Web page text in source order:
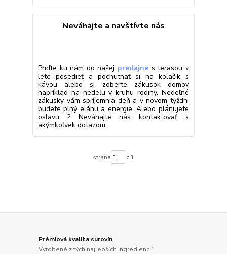
Neváhajte a navštívte nás
Príďte ku nám do našej predajne s terasou v
lete posedieť a pochutnať si na kolačik s
kávou alebo si zoberte zákusok domov
napríklad na nedeľu v kruhu rodiny. Nedeľné
zákusky vám spríjemnia deň a v novom týždni
budete plný elánu a energie. Alebo plánujete
oslavu ? Neváhajte nás kontaktovať s
akýmkoľvek dotazom.
strana z 1
Prémiová kvalita surovín
Vyrobené z tých najlepších ingrediencií